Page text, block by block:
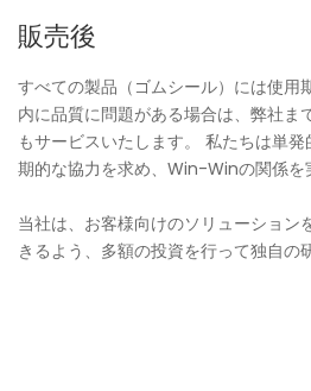
販売後
すべての製品（ゴムシール）には使用
内に品質に問題がある場合は、弊社ま
もサービスいたします。 私たちは単
期的な協力を求め、Win-Winの関係を
当社は、お客様向けのソリューション
きるよう、多額の投資を行って独自の